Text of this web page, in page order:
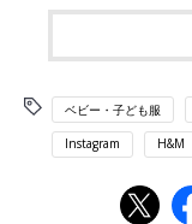
ベビー・子ども服
Instagram H&M